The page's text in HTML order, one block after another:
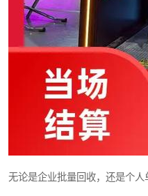
无论是企业批量回收，还是个人